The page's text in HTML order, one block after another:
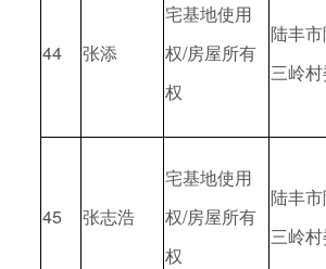
44 张添
宅基地使用
权/房屋所有
权
陆丰
三岭
45 张志浩
宅基地使用
权/房屋所有
权
陆丰
三岭